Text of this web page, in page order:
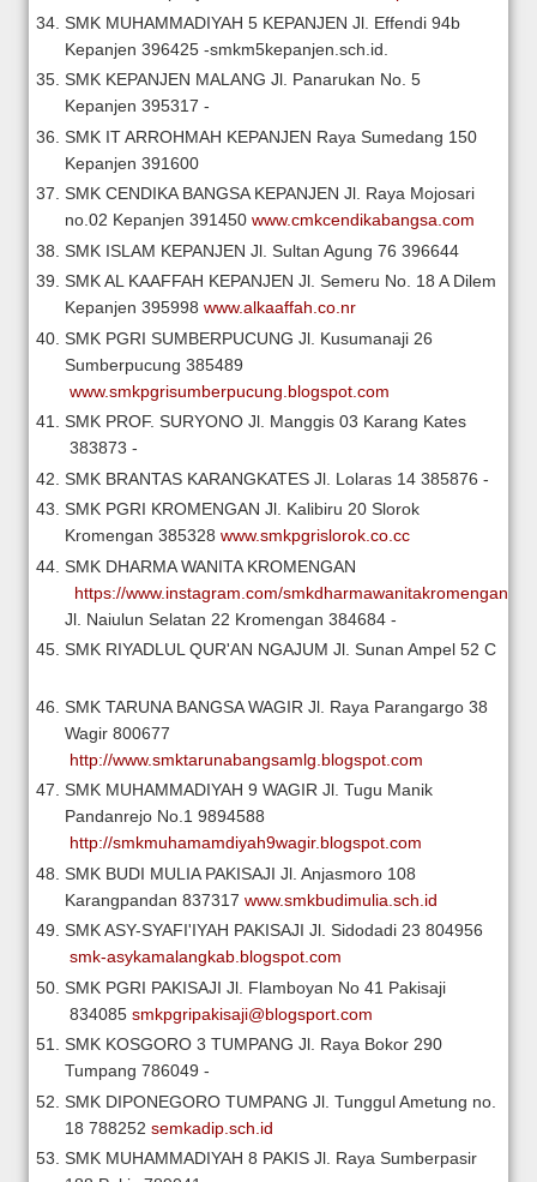
SMK MUHAMMADIYAH 5 KEPANJEN Jl. Effendi 94b
Kepanjen 396425 -smkm5kepanjen.sch.id.
SMK KEPANJEN MALANG Jl. Panarukan No. 5
Kepanjen 395317 -
SMK IT ARROHMAH KEPANJEN Raya Sumedang 150
Kepanjen 391600
SMK CENDIKA BANGSA KEPANJEN Jl. Raya Mojosari
no.02 Kepanjen 391450 www.cmkcendikabangsa.com
SMK ISLAM KEPANJEN Jl. Sultan Agung 76 396644
SMK AL KAAFFAH KEPANJEN Jl. Semeru No. 18 A Dilem
Kepanjen 395998 www.alkaaffah.co.nr
SMK PGRI SUMBERPUCUNG Jl. Kusumanaji 26
Sumberpucung 385489
www.smkpgrisumberpucung.blogspot.com
SMK PROF. SURYONO Jl. Manggis 03 Karang Kates
383873 -
SMK BRANTAS KARANGKATES Jl. Lolaras 14 385876 -
SMK PGRI KROMENGAN Jl. Kalibiru 20 Slorok
Kromengan 385328 www.smkpgrislorok.co.cc
SMK DHARMA WANITA KROMENGAN
https://www.instagram.com/smkdharmawanitakromengan/
Jl. Naiulun Selatan 22 Kromengan 384684 -
SMK RIYADLUL QUR'AN NGAJUM Jl. Sunan Ampel 52 C
SMK TARUNA BANGSA WAGIR Jl. Raya Parangargo 38
Wagir 800677
http://www.smktarunabangsamlg.blogspot.com
SMK MUHAMMADIYAH 9 WAGIR Jl. Tugu Manik
Pandanrejo No.1 9894588
http://smkmuhamamdiyah9wagir.blogspot.com
SMK BUDI MULIA PAKISAJI Jl. Anjasmoro 108
Karangpandan 837317 www.smkbudimulia.sch.id
SMK ASY-SYAFI'IYAH PAKISAJI Jl. Sidodadi 23 804956
smk-asykamalangkab.blogspot.com
SMK PGRI PAKISAJI Jl. Flamboyan No 41 Pakisaji
834085 smkpgripakisaji@blogsport.com
SMK KOSGORO 3 TUMPANG Jl. Raya Bokor 290
Tumpang 786049 -
SMK DIPONEGORO TUMPANG Jl. Tunggul Ametung no.
18 788252 semkadip.sch.id
SMK MUHAMMADIYAH 8 PAKIS Jl. Raya Sumberpasir